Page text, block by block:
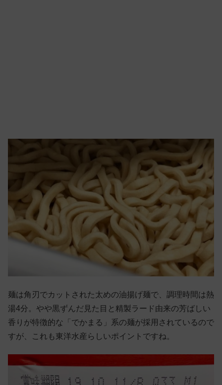
麺は角刃でカットされた太めの油揚げ麺で、調理時間は熱
湯4分。やや黒ずんだ見た目と精製ラード由来の芳ばしい
香りが特徴的な「でかまる」系の麺が採用されているので
すが、これも東洋水産らしいポイントですね。